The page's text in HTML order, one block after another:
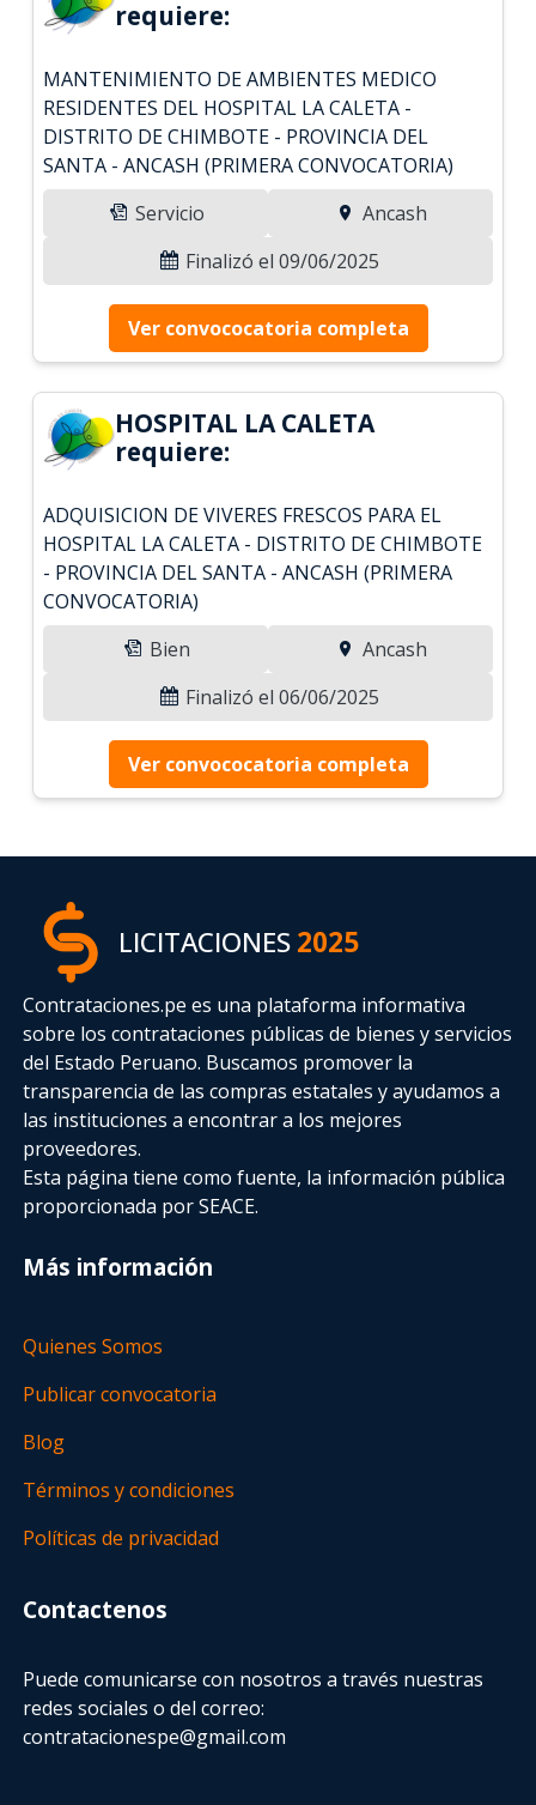
requiere:
MANTENIMIENTO DE AMBIENTES MEDICO
RESIDENTES DEL HOSPITAL LA CALETA -
DISTRITO DE CHIMBOTE - PROVINCIA DEL
SANTA - ANCASH (PRIMERA CONVOCATORIA)
Servicio
Ancash
Finalizó el 09/06/2025
Ver convococatoria completa
HOSPITAL LA CALETA
requiere:
ADQUISICION DE VIVERES FRESCOS PARA EL
HOSPITAL LA CALETA - DISTRITO DE CHIMBOTE
- PROVINCIA DEL SANTA - ANCASH (PRIMERA
CONVOCATORIA)
Bien
Ancash
Finalizó el 06/06/2025
Ver convococatoria completa
LICITACIONES2025
Contrataciones.pe es una plataforma informativa
sobre los contrataciones públicas de bienes y servicios
del Estado Peruano. Buscamos promover la
transparencia de las compras estatalesy ayudamos a
las instituciones a encontrar a los mejores
proveedores.
Esta página tiene como fuente, la información pública
proporcionada por SEACE.
Más información
Quienes Somos
Publicar convocatoria
Blog
Términos y condiciones
Políticas de privacidad
Contactenos
Puede comunicarse con nosotros a través nuestras
redes sociales o del correo:
contratacionespe@gmail.com